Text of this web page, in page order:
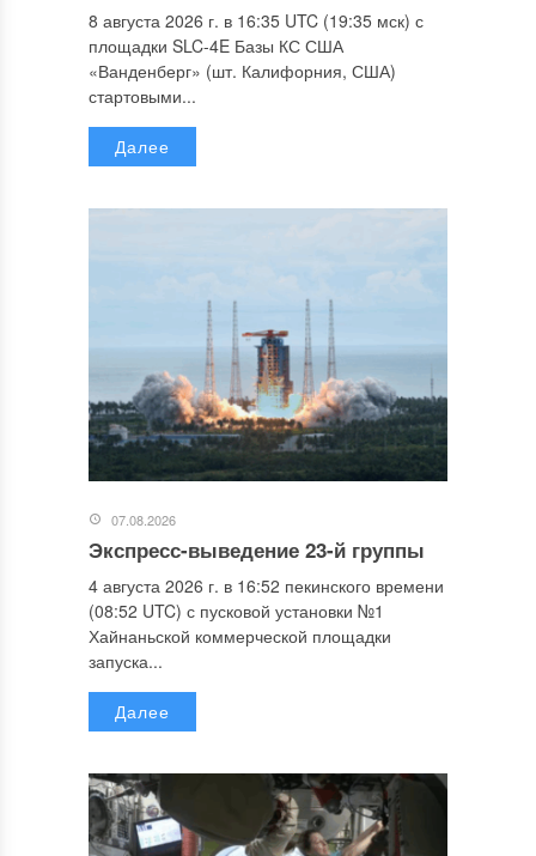
8 августа 2026 г. в 16:35 UTC (19:35 мск) с
площадки SLC-4E Базы КС США
«Ванденберг» (шт. Калифорния, США)
стартовыми...
Далее
07.08.2026
Экспресс-выведение 23-й группы
4 августа 2026 г. в 16:52 пекинского времени
(08:52 UTC) с пусковой установки №1
Хайнаньской коммерческой площадки
запуска...
Далее